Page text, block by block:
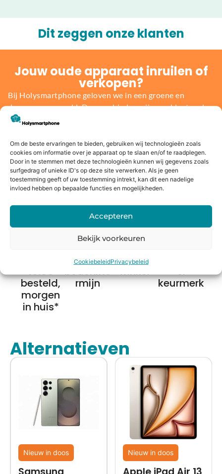
Om de beste ervaringen te bieden, gebruiken wij technologieën zoals
cookies om informatie over je apparaat op te slaan en/of te raadplegen.
Door in te stemmen met deze technologieën kunnen wij gegevens zoals
surfgedrag of unieke ID's op deze site verwerken. Als je geen
toestemming geeft of uw toestemming intrekt, kan dit een nadelige
invloed hebben op bepaalde functies en mogelijkheden.
Accepteren
Bekijk voorkeuren
CookiebeleidPrivacybeleid
Dit zeggen onze klanten
Jouw oude apparaat inruilen of
verkopen?
Bij Holysmartphone geloven we in een groene en
duurzamere wereld. Daarom bieden wij onze klanten de
mogelijkheid om een oude smartphone, tablet, laptop of
direct geld. Niet alleen profiteer jij van de nieuwste
technologie, maar je draagt ook bij aan het behoud van
onze planeet.
16:00
besteld,
morgen
in huis*
14 dagen
bedenkte
rmijn
Fysieke
winkel
el
keurmerk
Alternatieven
Nieuw in doos Nieuw in doos